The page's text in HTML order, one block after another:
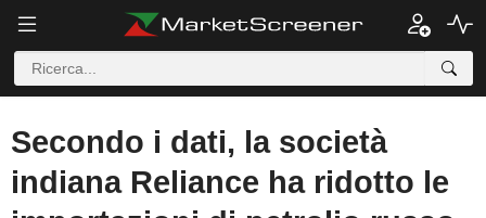
Secondo i dati, la società
indiana Reliance ha ridotto le